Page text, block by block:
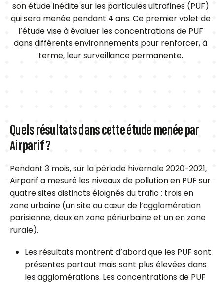
son étude inédite sur les particules ultrafines (PUF)
qui sera menée pendant 4 ans. Ce premier volet de
l’étude vise à évaluer les concentrations de PUF
dans différents environnements pour renforcer, à
terme, leur surveillance permanente.
Quels résultats dans cette étude menée par
Airparif ?
Pendant 3 mois, sur la période hivernale 2020-2021,
Airparif a mesuré les niveaux de pollution en PUF sur
quatre sites distincts éloignés du trafic : trois en
zone urbaine (un site au cœur de l’agglomération
parisienne, deux en zone périurbaine et un en zone
rurale).
Les résultats montrent d’abord que les PUF sont
présentes partout mais sont plus élevées dans
les agglomérations. Les concentrations de PUF